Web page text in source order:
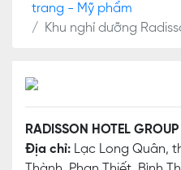
trang - Mỹ phẩm
Khu nghỉ dưỡng
RADISSON HOTEL GROUP
Địa chỉ: Lạc Long Quân,